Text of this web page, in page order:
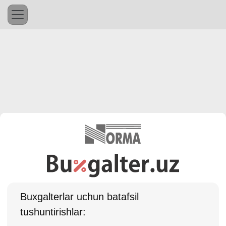
Buхgalterlar uchun batafsil
tushuntirishlar: